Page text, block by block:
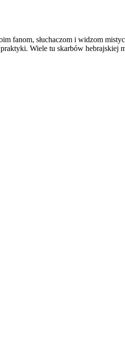
fanom, słuchaczom i widzom
Wiele tu skarbów